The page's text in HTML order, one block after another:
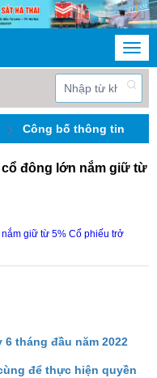
Công bố thông tin
đông lớn nắm giữ từ
giữ từ 5% Cổ phiếu trở
tháng đầu năm 2022
để thực hiện quyền